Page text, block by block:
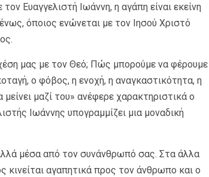
Ευαγγελιστή Ιωάννη, η αγάπη είναι εκείνη
όποιος ενώνεται με τον Ιησού Χριστό
μας με τον Θεό; Πώς μπορούμε να φέρουμε
ο φόβος, η ενοχή, η αναγκαστικότητα, η
μαζί του» ανέφερε χαρακτηριστικά ο
Ιωάννης υπογραμμίζει μια μοναδική
μέσα από τον συνάνθρωπό σας. Στα άλλα
κινείται αγαπητικά προς τον άνθρωπο και ο